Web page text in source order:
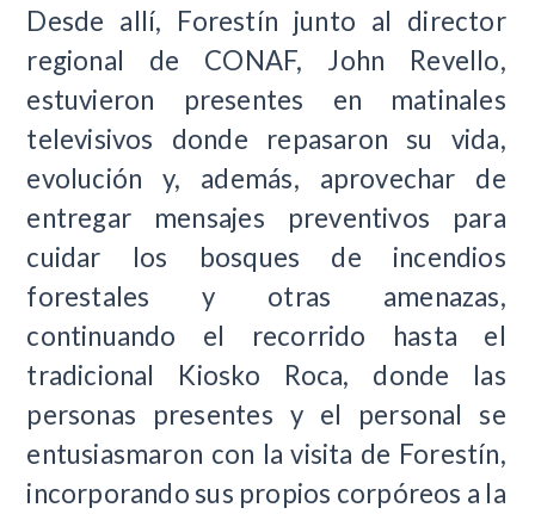
Desde allí, Forestín junto al director
regional de CONAF, John Revello,
estuvieron presentes en matinales
televisivos donde repasaron su vida,
evolución y, además, aprovechar de
entregar mensajes preventivos para
cuidar los bosques de incendios
forestales y otras amenazas,
continuando el recorrido hasta el
tradicional Kiosko Roca, donde las
personas presentes y el personal se
entusiasmaron con la visita de Forestín,
incorporando sus propios corpóreos a la